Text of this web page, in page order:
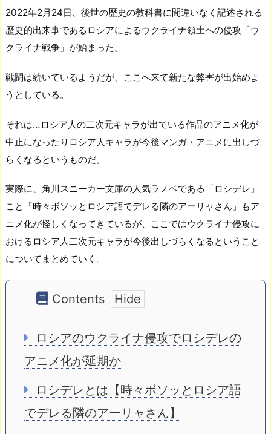
2022年2月24日、後世の歴史の教科書に間違いなく記述される
歴史的出来事であるロシアによるウクライナ領土への侵攻「ウ
クライナ戦争」が始まった。
戦闘は続いているようだが、ここへ来て新たな弊害が出始めよ
うとしている。
それは…ロシア人の二次元キャラが出ている作品のアニメ化が
中止になったりロシア人キャラが今後マンガ・アニメに出しづ
らくなるというものだ。
実際に、角川スニーカー文庫の人気ラノベである「ロシデレ」
こと「時々ボソッとロシア語でデレる隣のアーリャさん」もア
ニメ化が怪しくなってきているが、ここではウクライナ侵攻に
おけるロシア人二次元キャラが今後出しづらくなるということ
についてまとめていく。
Contents
ロシアのウクライナ侵攻でロシデレの
アニメ化が延期か
ロシデレとは【時々ボソッとロシア語
でデレる隣のアーリャさん】